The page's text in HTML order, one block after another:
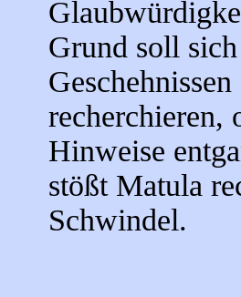
Grund soll
recherchieren,
Hinweise
stößt Matula
Schwindel.